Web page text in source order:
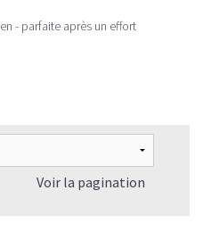
- parfaite après un effort
Voir la pagination